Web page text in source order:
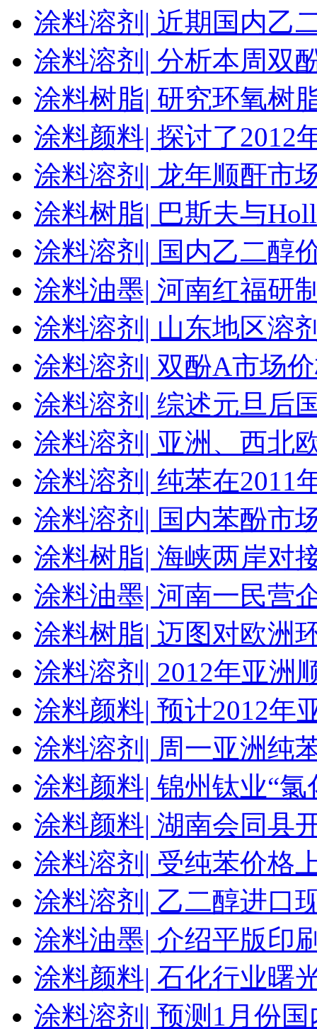
涂料溶剂| 近期国内乙
涂料溶剂| 分析本周双
涂料树脂| 研究环氧树
涂料颜料| 探讨了2012
涂料溶剂| 龙年顺酐市
涂料树脂| 巴斯夫与
涂料溶剂| 国内乙二醇
涂料油墨| 河南红福研
涂料溶剂| 山东地区溶
涂料溶剂| 双酚A市场
涂料溶剂| 综述元旦后
涂料溶剂| 亚洲、西北
涂料溶剂| 纯苯在2011
涂料溶剂| 国内苯酚市
涂料树脂| 海峡两岸对
涂料油墨| 河南一民营
涂料树脂| 迈图对欧洲
涂料溶剂| 2012年亚洲
涂料颜料| 预计2012年
涂料溶剂| 周一亚洲纯
涂料颜料| 锦州钛业“氯
涂料颜料| 湖南会同县
涂料溶剂| 受纯苯价格
涂料溶剂| 乙二醇进口
涂料油墨| 介绍平版印
涂料颜料| 石化行业曙
涂料溶剂| 预测1月份